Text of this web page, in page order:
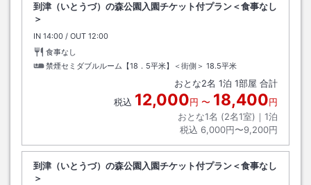
到津（いとうづ）の森公園入園チケット付プラン＜食事なし
＞
IN チェックイン
14:00 / OUT チェックアウト
12:00
食事なし
禁煙セミダブルルーム【18．5平米】＜街側＞ 18.5平米
おとな2名 1泊 1部屋 合計
税込 12,000円 〜 18,400円
おとな1名 (2名1室)｜ 1泊
税込 6,000円〜9,200円
到津（いとうづ）の森公園入園チケット付プラン＜食事なし
＞